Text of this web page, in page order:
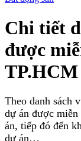
Chi tiết
được
TP.HCM
Theo danh sách
dự án được
án, tiếp đó đến
dự án…